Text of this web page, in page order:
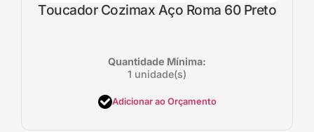
Toucador Cozimax Aço Roma 60 Preto
Quantidade Mínima:
1 unidade(s)
Adicionar ao Orçamento